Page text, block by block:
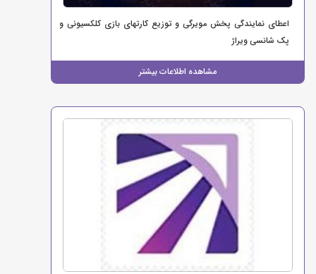
اعطای نمایندگی پخش مویرگی و توزیع کارتهای بازی کلکسیونی و
پک شانسی ویراژ
مشاهده اطلاعات بیشتر